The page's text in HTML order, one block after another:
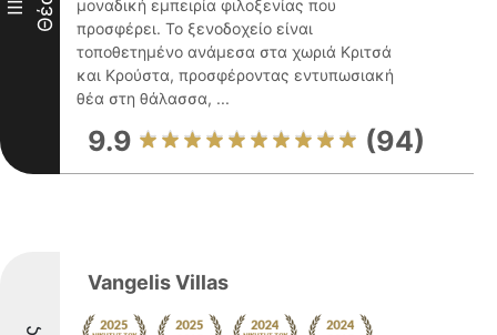
III
μοναδική εμπειρία φιλοξενίας που
προσφέρει. Το ξενοδοχείο είναι
τοποθετημένο ανάμεσα στα χωριά Κριτσά
και Κρούστα, προσφέροντας εντυπωσιακή
θέα στη θάλασσα, ...
9.9 (94)
Vangelis Villas